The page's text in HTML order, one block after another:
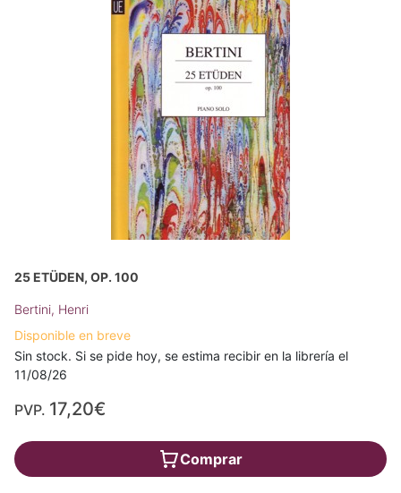
25 ETÜDEN, OP. 100
Bertini, Henri
Disponible en breve
Sin stock. Si se pide hoy, se estima recibir en la librería el
11/08/26
PVP. 17,20€
Comprar